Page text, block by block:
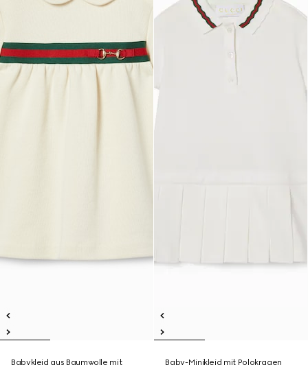
Babykleid aus Baumwolle mit Baby-Minikleid mit Polokragen